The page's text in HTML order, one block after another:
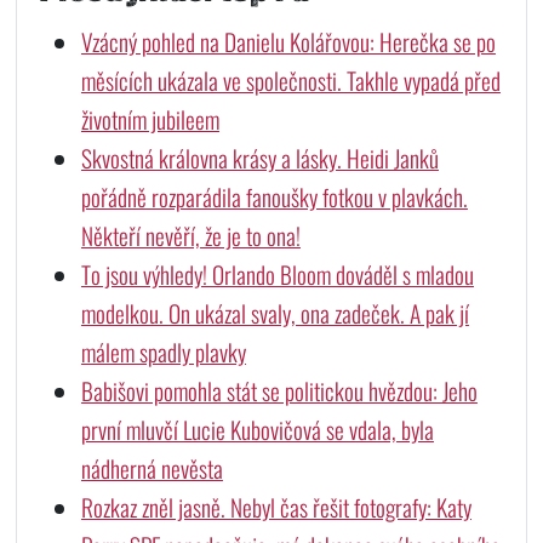
Vzácný pohled na Danielu Kolářovou: Herečka se po
měsících ukázala ve společnosti. Takhle vypadá před
životním jubileem
Skvostná královna krásy a lásky. Heidi Janků
pořádně rozparádila fanoušky fotkou v plavkách.
Někteří nevěří, že je to ona!
To jsou výhledy! Orlando Bloom dováděl s mladou
modelkou. On ukázal svaly, ona zadeček. A pak jí
málem spadly plavky
Babišovi pomohla stát se politickou hvězdou: Jeho
první mluvčí Lucie Kubovičová se vdala, byla
nádherná nevěsta
Rozkaz zněl jasně. Nebyl čas řešit fotografy: Katy